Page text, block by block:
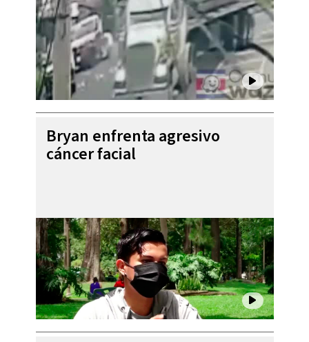
Bryan enfrenta agresivo
cáncer facial